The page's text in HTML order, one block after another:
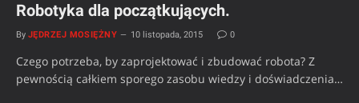
Robotyka dla początkujących.
By JĘDRZEJ MOSIĘŻNY 10 listopada, 2015 0
Czego potrzeba, by zaprojektować i zbudować robota? Z
pewnością całkiem sporego zasobu wiedzy i doświadczenia…